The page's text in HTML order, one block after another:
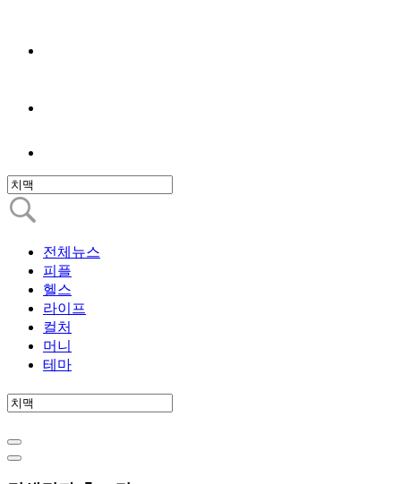
전체뉴스
피플
헬스
라이프
컬처
머니
테마